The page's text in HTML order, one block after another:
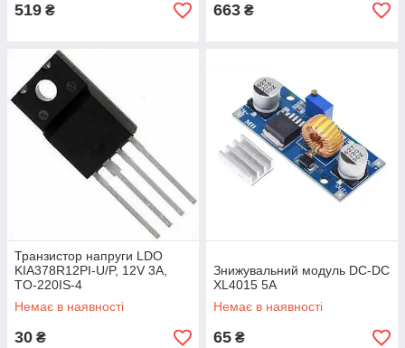
519 ₴ 663 ₴
Транзистор напруги LDO
KIA378R12PI-U/P, 12V 3A,
TO-220IS-4
Немає в наявності
30 ₴
Знижувальний модуль DC-DC
XL4015 5A
Немає в наявності
65 ₴